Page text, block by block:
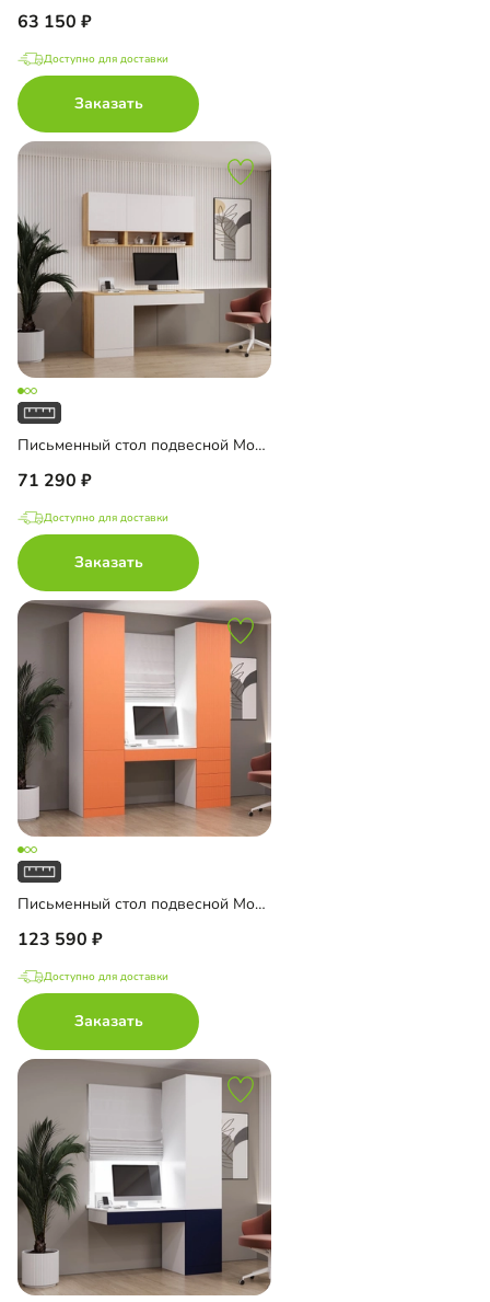
63 150
Доступно для доставки
Заказать
Письменный стол подвесной Мобаро-7
71 290
Доступно для доставки
Заказать
Письменный стол подвесной Мобаро-4
123 590
Доступно для доставки
Заказать